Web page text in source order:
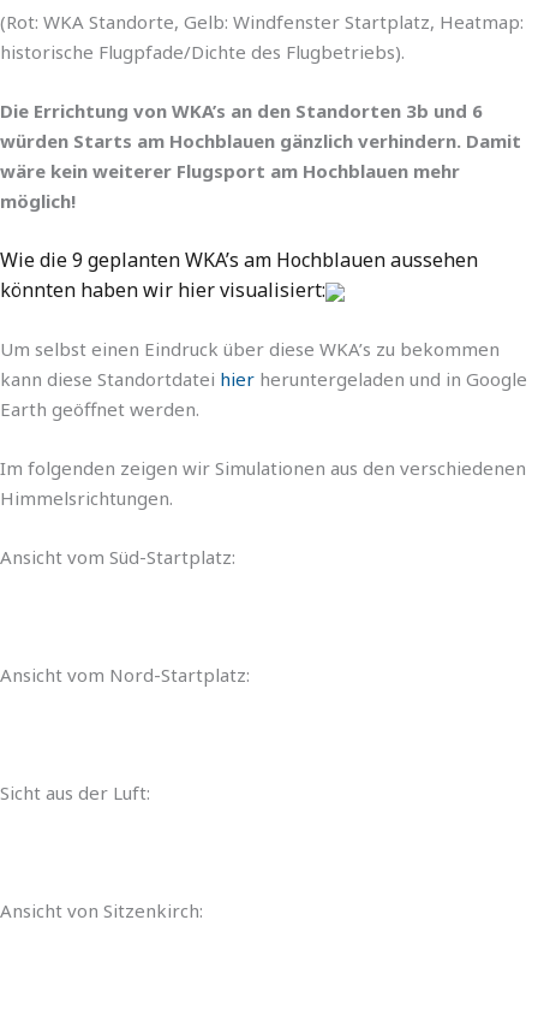
(Rot: WKA Standorte, Gelb: Windfenster Startplatz, Heatmap:
historische Flugpfade/Dichte des Flugbetriebs).
Die Errichtung von WKA’s an den Standorten 3b und 6
würden Starts am Hochblauen gänzlich verhindern. Damit
wäre kein weiterer Flugsport am Hochblauen mehr
möglich!
Wie die 9 geplanten WKA’s am Hochblauen aussehen
könnten haben wir hier visualisiert:
Um selbst einen Eindruck über diese WKA’s zu bekommen
kann diese Standortdatei hier heruntergeladen und in Google
Earth geöffnet werden.
Im folgenden zeigen wir Simulationen aus den verschiedenen
Himmelsrichtungen.
Ansicht vom Süd-Startplatz:
Ansicht vom Nord-Startplatz:
Sicht aus der Luft:
Ansicht von Sitzenkirch: